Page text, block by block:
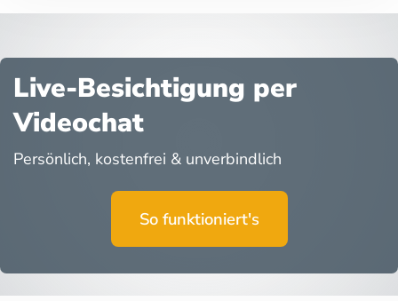
Live-Besichtigung per
Videochat
Persönlich, kostenfrei & unverbindlich
So funktioniert's